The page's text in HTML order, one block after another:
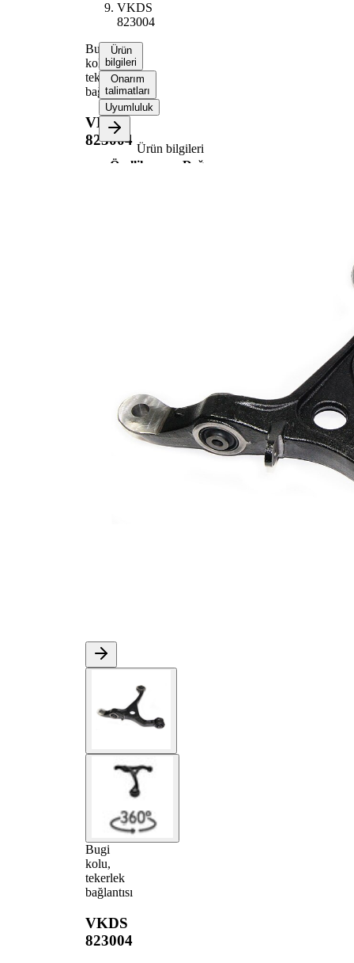
VKDS
823004
Bugi
kolu,
tekerlek
bağlantısı
VKDS
823004
Bugi
kolu,
tekerlek
bağlantısı
VKDS
823004
Ürün
bilgileri
Onarım
talimatları
Uyumluluk
Ürün bilgileri
Özellik
Değer
numarası